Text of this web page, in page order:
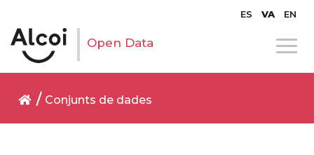
ES VA EN
Open Data
Conjunts de dades